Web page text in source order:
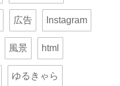
広告 Instagram
風景 html
ゆるきゃら